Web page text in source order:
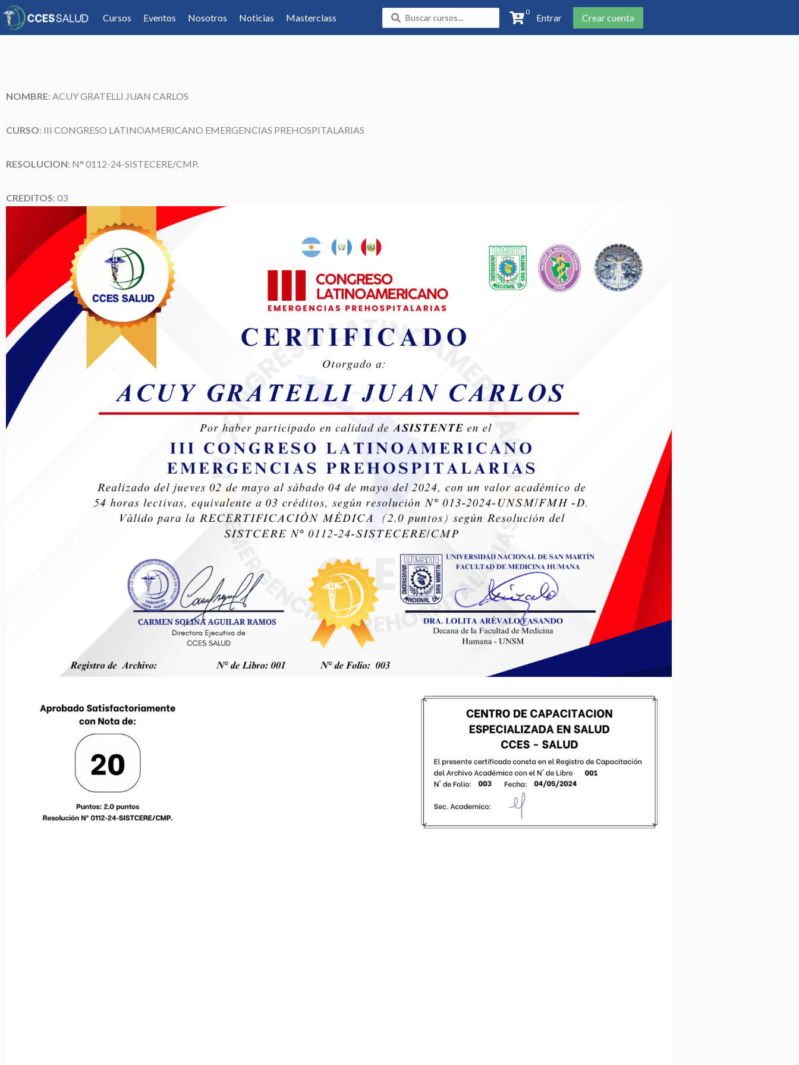
Cursos Eventos Nosotros Noticias Masterclass
Search
...
0
Entrar Crear cuenta
NOMBRE: ACUY GRATELLI JUAN CARLOS
CURSO: III CONGRESO LATINOAMERICANO EMERGENCIAS PREHOSPITALARIAS
RESOLUCION: N° 0112-24-SISTECERE/CMP.
CREDITOS: 03